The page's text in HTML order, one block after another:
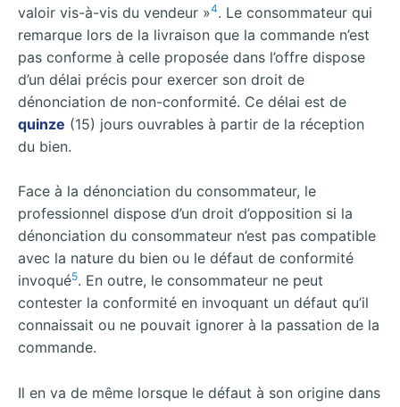
valoir vis-à-vis du vendeur »4. Le consommateur qui
remarque lors de la livraison que la commande n’est
pas conforme à celle proposée dans l’offre dispose
d’un délai précis pour exercer son droit de
dénonciation de non-conformité. Ce délai est de
quinze (15) jours ouvrables à partir de la réception
du bien.
Face à la dénonciation du consommateur, le
professionnel dispose d’un droit d’opposition si la
dénonciation du consommateur n’est pas compatible
avec la nature du bien ou le défaut de conformité
invoqué5. En outre, le consommateur ne peut
contester la conformité en invoquant un défaut qu’il
connaissait ou ne pouvait ignorer à la passation de la
commande.
Il en va de même lorsque le défaut à son origine dans